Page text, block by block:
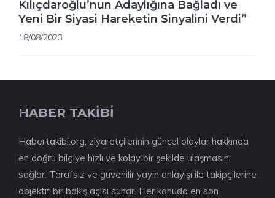
Kılıçdaroğlu’nun Adaylığına Bağladı ve
Yeni Bir Siyasi Hareketin Sinyalini Verdi”
18/08/2023
HABER TAKİBİ
Habertakibi.org, ziyaretçilerinin güncel olaylar hakkında
en doğru bilgiye hızlı ve kolay bir şekilde ulaşmasını
sağlar. Tarafsız ve güvenilir yayın anlayışı ile takipçilerine
objektif bir bakış açısı sunar. Her konuda en son